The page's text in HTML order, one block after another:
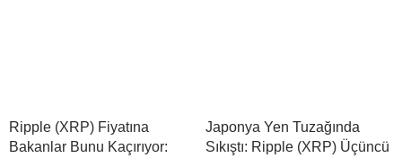
Ripple (XRP) Fiyatına
Bakanlar Bunu Kaçırıyor:
Japonya Yen Tuzağında
Sıkıştı: Ripple (XRP) Üçüncü